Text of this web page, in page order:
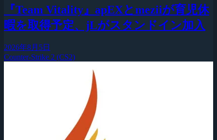
『Team Vitality』apEXとmeziiが育児休
暇を取得予定、jLがスタンドイン加入
2026年8月5日
Counter-Strike 2 (CS2)